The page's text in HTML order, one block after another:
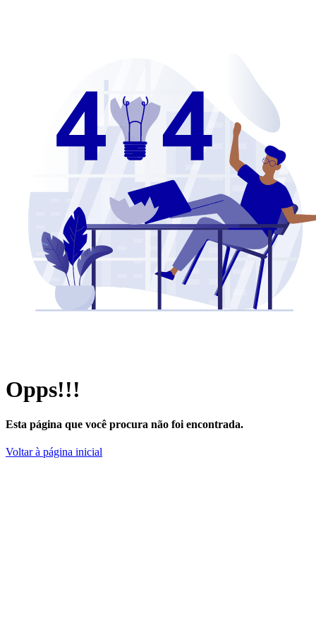
Opps!!!
Esta página que você procura não foi encontrada.
Voltar à página inicial